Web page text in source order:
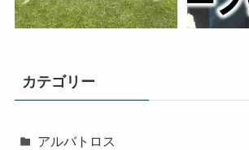
カテゴリー
アルバトロス